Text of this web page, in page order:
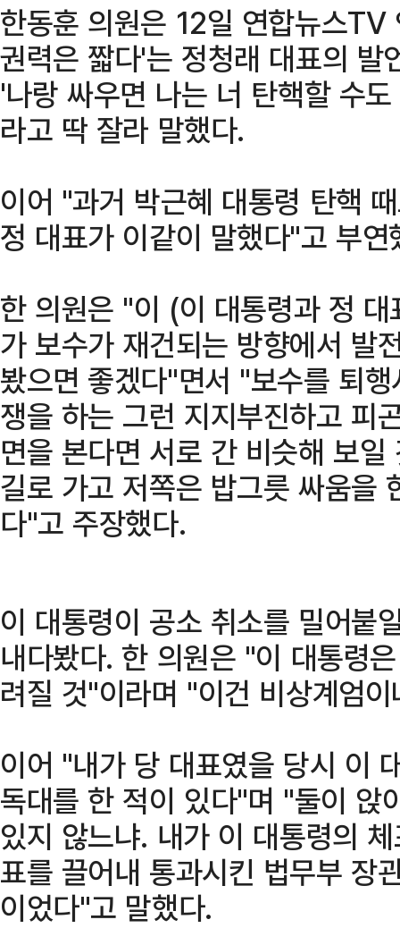
한동훈 의원은 12일 연합뉴스TV
권력은 짧다'는 정청래 대표의 발
'나랑 싸우면 나는 너 탄핵할 수
라고 딱 잘라 말했다.
이어 "과거 박근혜 대통령 탄핵
정 대표가 이같이 말했다"고 부연
한 의원은 "이 (이 대통령과 정
가 보수가 재건되는 방향에서 발
봤으면 좋겠다"면서 "보수를 퇴
쟁을 하는 그런 지지부진하고 피
면을 본다면 서로 간 비슷해 보
길로 가고 저쪽은 밥그릇 싸움을
다"고 주장했다.
이 대통령이 공소 취소를 밀어붙
내다봤다. 한 의원은 "이 대통령
려질 것"이라며 "이건 비상계엄
이어 "내가 당 대표였을 당시 이
독대를 한 적이 있다"며 "둘이 앉
있지 않느냐. 내가 이 대통령의
표를 끌어내 통과시킨 법무부 장
이었다"고 말했다.